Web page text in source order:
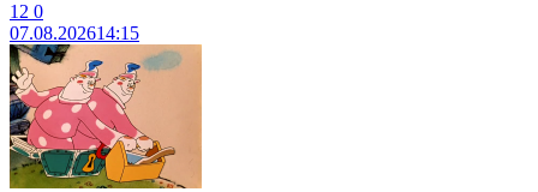
12 0
07.08.202614:15